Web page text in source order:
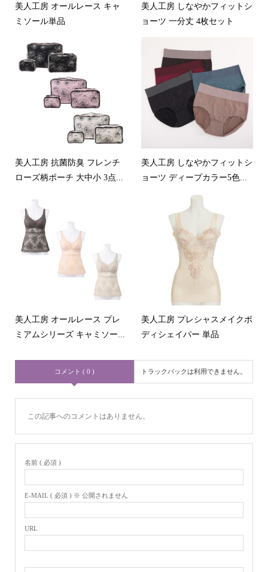
美人工房 オールレース キャ
ミソール単品
美人工房 しなやかフィットシ
ョーツ 一分丈 4枚セット
美人工房 抗菌防臭 フレンチ
ローズ柄ポーチ 大中小 3点...
美人工房 しなやかフィットシ
ョーツ ディープカラー5色...
美人工房 オールレース プレ
ミアムシリーズ キャミソー...
美人工房 プレシャスメイクボ
ディシェイパー 単品
コメント ( 0 ) トラックバックは利用できません。
この記事へのコメントはありません。
名前 ( 必須 )
E-MAIL ( 必須 ) ※ 公開されません
URL